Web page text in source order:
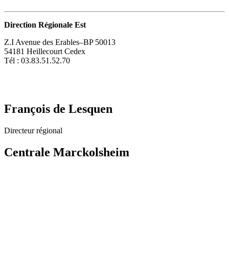
Direction Régionale Est
Z.I Avenue des Erables–BP 50013
54181 Heillecourt Cedex
Tél : 03.83.51.52.70
François de Lesquen
Directeur régional
Centrale Marckolsheim